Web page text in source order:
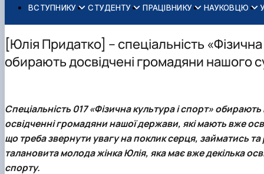
ВСТУПНИКУ
Вступ до НУБіП України 2026
Приймальна комісія
Правила прийому
Для осіб з тимчасово окупованих територій
Для іноземців / For foreigners
Військова освіта
СТУДЕНТУ
Навчання
Додаткова освіта
Позанавчальна діяльність
Студентське самоврядування
ПРАЦІВНИКУ
Освітній процес
Міжнародна діяльність
Довідкова інформація
Профспілкова організація
НАУКОВЦЮ
Наукова діяльність
Аспіранту / Докторанту
Захисти дисертацій
Законодавче та нормативне забезпечення
Наукові видання
Наука для бізнесу
Управління і самоврядування
Загальна інформація
Офіційні документи
Стратегія розвитку на період 2026-2030рр.
Офіційна символіка
Антикорупційні заходи
Гендерна радниця
Контактна інформація
[Юлія Придатко] – спеціальність
обирають досвідчені громадяни нашого
Спеціальність 017 «Фізична культура і спорт»
освідченні громадяни нашої держави, які мають вже
що треба звернути увагу на поклик серця, займатись
талановита молода жінка Юлія, яка має вже декілька
спорту.